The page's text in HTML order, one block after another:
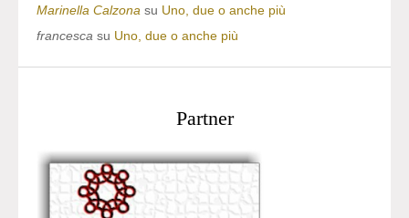
Marinella Calzona su Uno, due o anche più
francesca su Uno, due o anche più
Partner